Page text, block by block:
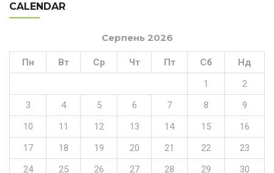
CALENDAR
Серпень 2026
Пн Вт Ср Чт Пт Сб
Нд
1
2
3
4 5 6 7 8
9
10
11 12 13 14 15
16
17
18 19 20 21 22
23
24
25 26 27 28 29 30